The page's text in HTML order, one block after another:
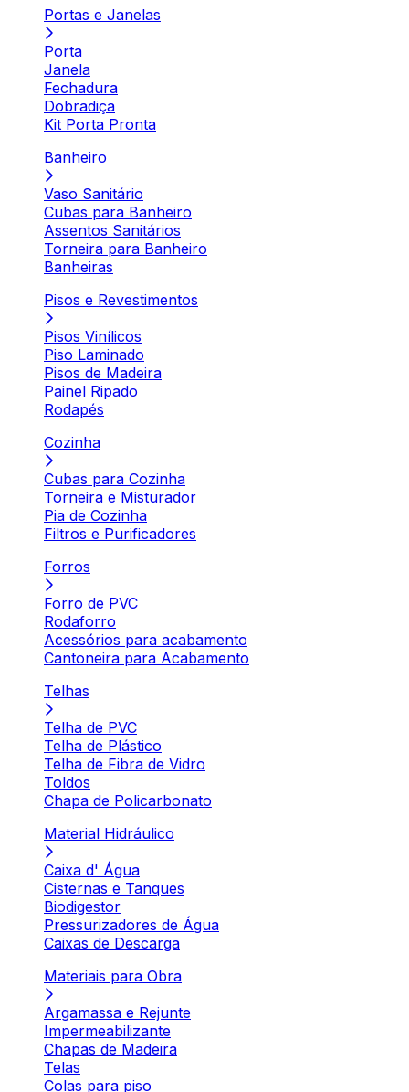
Portas e Janelas
Porta
Janela
Fechadura
Dobradiça
Kit Porta Pronta
Banheiro
Vaso Sanitário
Cubas para Banheiro
Assentos Sanitários
Torneira para Banheiro
Banheiras
Pisos e Revestimentos
Pisos Vinílicos
Piso Laminado
Pisos de Madeira
Painel Ripado
Rodapés
Cozinha
Cubas para Cozinha
Torneira e Misturador
Pia de Cozinha
Filtros e Purificadores
Forros
Forro de PVC
Rodaforro
Acessórios para acabamento
Cantoneira para Acabamento
Telhas
Telha de PVC
Telha de Plástico
Telha de Fibra de Vidro
Toldos
Chapa de Policarbonato
Material Hidráulico
Caixa d' Água
Cisternas e Tanques
Biodigestor
Pressurizadores de Água
Caixas de Descarga
Materiais para Obra
Argamassa e Rejunte
Impermeabilizante
Chapas de Madeira
Telas
Colas para piso